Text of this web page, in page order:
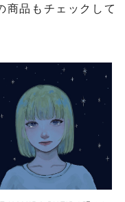
商品もチェックして